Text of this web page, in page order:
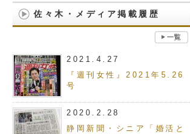
佐々木・メディア掲載履歴
2021.4.27
『週刊女性』2021年5.26
号
2020.2.28
静岡新聞・シニア「婚活と